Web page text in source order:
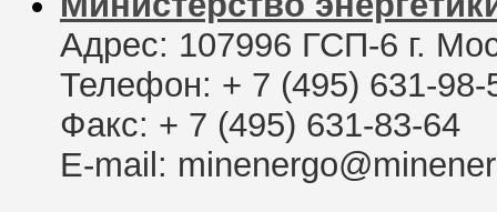
Адрес: 107996 ГСП-6 г.
Телефон: + 7 (495) 631-98-
Факс: + 7 (495) 631-83-64
E-mail: